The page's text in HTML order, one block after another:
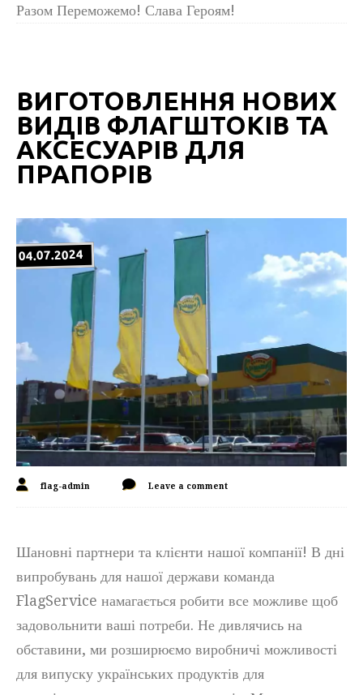
Разом Переможемо! Слава Героям!
ВИГОТОВЛЕННЯ НОВИХ
ВИДІВ ФЛАГШТОКІВ ТА
АКСЕСУАРІВ ДЛЯ
ПРАПОРІВ
04.07.2024
flag-admin Leave a comment
Шановні партнери та клієнти нашої компанії! В дні
випробувань для нашої держави команда
FlagService намагається робити все можливе щоб
задовольнити ваші потреби. Не дивлячись на
обставини, ми розширюємо виробничі можливості
для випуску українських продуктів для